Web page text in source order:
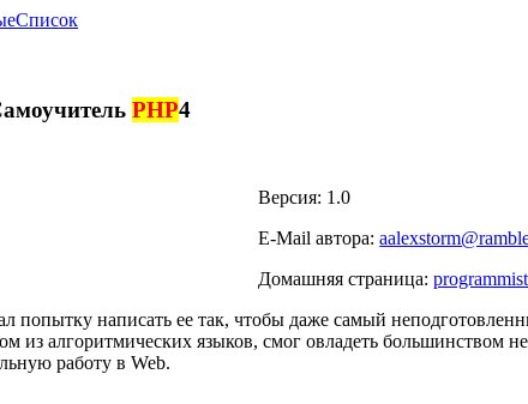
Список
PHP4
Версия: 1.0
E-Mail автора:
Домашняя страница:
попытку написать ее так, чтобы даже самый
из алгоритмических языков, смог овладеть большинством
работу в Web.